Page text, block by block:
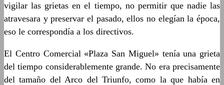
vigilar las grietas en el tiempo, no permitir que nadie las
atravesara y preservar el pasado, ellos no elegían la época,
eso le correspondía a los directivos.
El Centro Comercial «Plaza San Miguel» tenía una grieta
del tiempo considerablemente grande. No era precisamente
del tamaño del Arco del Triunfo, como la que había en